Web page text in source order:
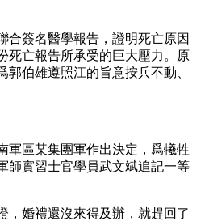
合簽名醫學報告，證明死亡原因
死亡報告所承受的巨大壓力。原
郭伯雄遵照江的旨意按兵不動、
軍區某集團軍作出決定，爲犧牲
師實習士官學員武文斌追記一等
，婚禮還沒來得及辦，就趕回了